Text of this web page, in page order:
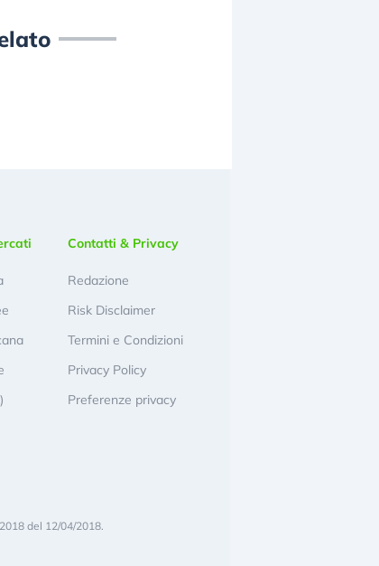
Contatti & Privacy
Redazione
Risk Disclaimer
Termini e Condizioni
Privacy Policy
Preferenze privacy
del 12/04/2018.